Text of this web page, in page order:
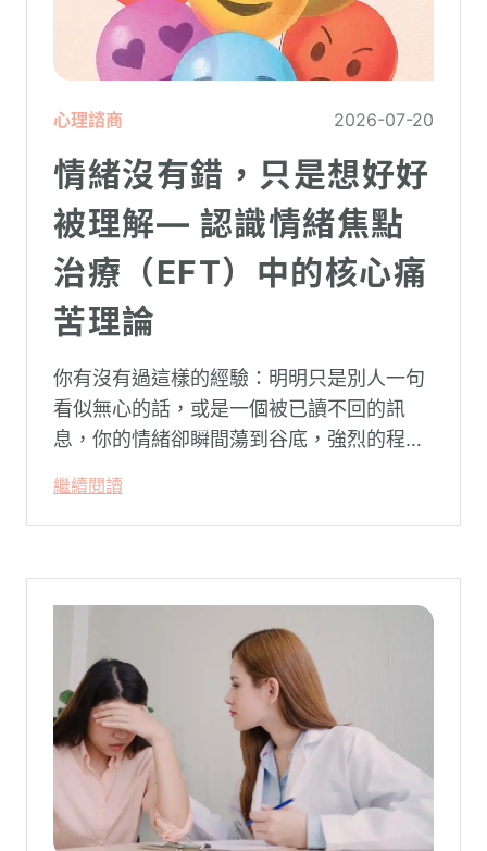
心理諮商 2026-07-20
情緒沒有錯，只是想好好
被理解— 認識情緒焦點
治療（EFT）中的核心痛
苦理論
你有沒有過這樣的經驗：明明只是別人一句
看似無心的話，或是一個被已讀不回的訊
息，你的情緒卻瞬間蕩到谷底，強烈的程度
怪：「事情真的有這麼嚴重嗎？」
繼續閱讀